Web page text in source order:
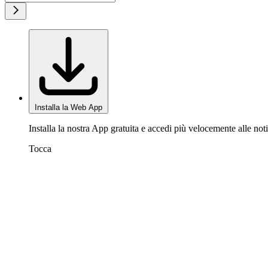
Installa la Web App
Installa la nostra App gratuita e accedi più velocemente alle
Tocca